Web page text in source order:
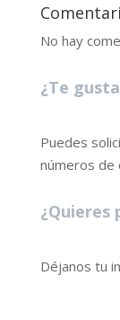
No hay
¿Te
Puedes
números de
¿Quieres
Déjanos tu